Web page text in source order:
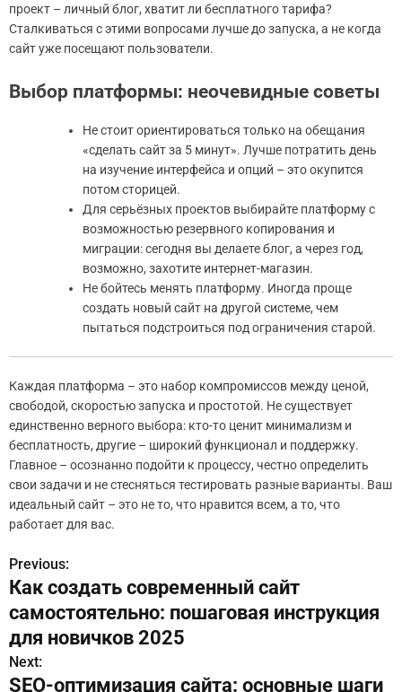
проект – личный блог, хватит ли бесплатного тарифа?
Сталкиваться с этими вопросами лучше до запуска, а не когда
сайт уже посещают пользователи.
Выбор платформы: неочевидные советы
Не стоит ориентироваться только на обещания
«сделать сайт за 5 минут». Лучше потратить день
на изучение интерфейса и опций – это окупится
потом сторицей.
Для серьёзных проектов выбирайте платформу с
возможностью резервного копирования и
миграции: сегодня вы делаете блог, а через год,
возможно, захотите интернет-магазин.
Не бойтесь менять платформу. Иногда проще
создать новый сайт на другой системе, чем
пытаться подстроиться под ограничения старой.
Каждая платформа – это набор компромиссов между ценой,
свободой, скоростью запуска и простотой. Не существует
единственно верного выбора: кто-то ценит минимализм и
бесплатность, другие – широкий функционал и поддержку.
Главное – осознанно подойти к процессу, честно определить
свои задачи и не стесняться тестировать разные варианты. Ваш
идеальный сайт – это не то, что нравится всем, а то, что
работает для вас.
Н
а
в
и
Previous:
Как создать современный сайт
самостоятельно: пошаговая инструкция
для новичков 2025
Next:
SEO-оптимизация сайта: основные шаги